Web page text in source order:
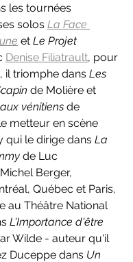
les tournées
solos La Face
et Le Projet
Denise Filiatrault, pour
il triomphe dans Les
de Molière et
vénitiens de
metteur en scène
qui le dirige dans La
de Luc
Berger,
Québec et Paris,
au Théâtre National
L'Importance d'être
Wilde - auteur qu'il
Duceppe dans Un